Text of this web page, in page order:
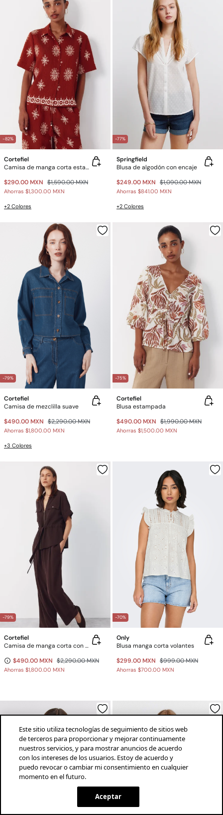
-82%
Cortefiel
Camisa de manga corta estampada
$290.00 MXN $1,590.00 MXN
Ahorras $1,300.00 MXN
+2 Colores
-77%
Springfield
Blusa de algodón con encaje
$249.00 MXN $1,090.00 MXN
Ahorras $841.00 MXN
+2 Colores
-79%
Cortefiel
Camisa de mezclilla suave
$490.00 MXN $2,290.00 MXN
Ahorras $1,800.00 MXN
+3 Colores
-75%
Cortefiel
Blusa estampada
$490.00 MXN $1,990.00 MXN
Ahorras $1,500.00 MXN
-79%
Cortefiel
Camisa de manga corta con cinturón
$490.00 MXN $2,290.00 MXN
Ahorras $1,800.00 MXN
-70%
Only
Blusa manga corta volantes
$299.00 MXN $999.00 MXN
Ahorras $700.00 MXN
¡descarga la app!
Este sitio utiliza tecnologías de seguimiento de sitios web
de terceros para proporcionar y mejorar continuamente
nuestros servicios, y para mostrar anuncios de acuerdo
con los intereses de los usuarios. Estoy de acuerdo y
puedo revocar o cambiar mi consentimiento en cualquier
momento en el futuro.
Aceptar